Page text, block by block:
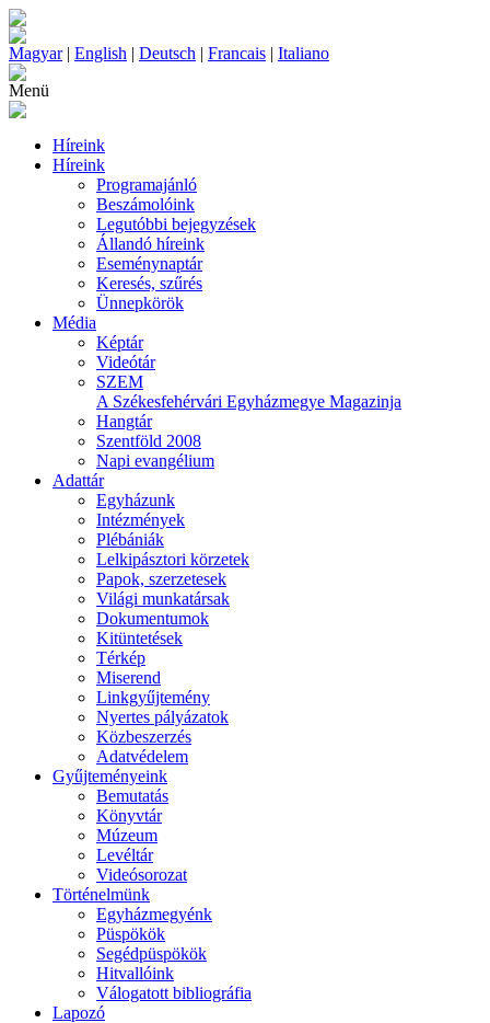
Magyar| English | Deutsch | Francais | Italiano
Menü
Híreink
Híreink
Programajánló
Beszámolóink
Legutóbbi bejegyzések
Állandó híreink
Eseménynaptár
Keresés, szűrés
Ünnepkörök
Média
Képtár
Videótár
SZEM
A Székesfehérvári Egyházmegye Magazinja
Hangtár
Szentföld 2008
Napi evangélium
Adattár
Egyházunk
Intézmények
Plébániák
Lelkipásztori körzetek
Papok, szerzetesek
Világi munkatársak
Dokumentumok
Kitüntetések
Térkép
Miserend
Linkgyűjtemény
Nyertes pályázatok
Közbeszerzés
Adatvédelem
Gyűjteményeink
Bemutatás
Könyvtár
Múzeum
Levéltár
Videósorozat
Történelmünk
Egyházmegyénk
Püspökök
Segédpüspökök
Hitvallóink
Válogatott bibliográfia
Lapozó